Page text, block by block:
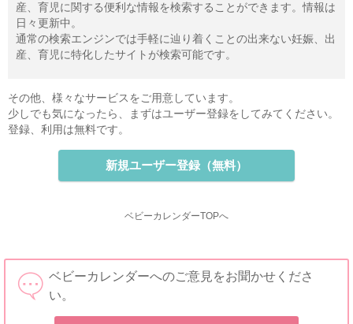
産、育児に関する便利な情報を検索することができます。情報は
日々更新中。
通常の検索エンジンでは手軽に辿り着くことの出来ない妊娠、出
産、育児に特化したサイトが検索可能です。
その他、様々なサービスをご用意しています。
少しでも気になったら、まずはユーザー登録をしてみてください。
登録、利用は無料です。
新規ユーザー登録（無料）
ベビーカレンダーTOPへ
ベビーカレンダーへのご意見をお聞かせくださ
い。